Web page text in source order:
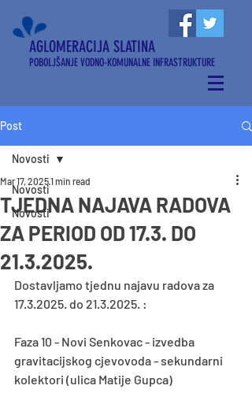
AGLOMERACIJA SLATINA
POBOLJŠANJE VODNO-KOMUNALNE INFRASTRUKTURE
Post
Novosti
Novosti
Novosti
TJEDNA NAJAVA RADOVA
ZA PERIOD OD 17.3. DO
21.3.2025.
Mar 17, 20251 min read
Dostavljamo tjednu najavu radova za
17.3.2025. do 21.3.2025. :
Faza 10 - Novi Senkovac - izvedba
gravitacijskog cjevovoda - sekundarni
kolektori (ulica Matije Gupca)